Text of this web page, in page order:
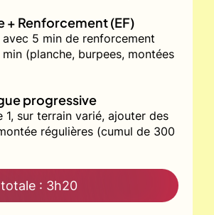
+ Renforcement (EF)
avec 5 min de renforcement
(planche, burpees, montées
progressive
1, sur terrain varié, ajouter des
régulières (cumul de 300
: 3h20